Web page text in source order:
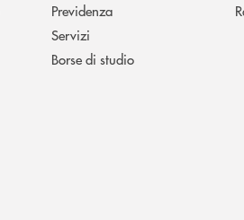
Previdenza
Servizi
Borse di studio